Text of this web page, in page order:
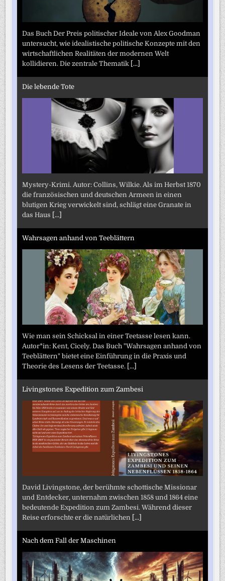
Das Buch Der Preis politischer Ideale von Alex Goodman
untersucht, wie idealistische politische Konzepte mit den
wirtschaftlichen Realitäten der modernen Welt
kollidieren. Die zentrale Thematik [...]
Die lebende Tote
Mystery-Krimi. Autor: Collins, Wilkie. Als im Herbst 1870
die französischen und deutschen Armeen in einen
blutigen Krieg verwickelt sind, schlägt eine Granate in
das Haus
[...]
Wahrsagen anhand von Teeblättern
Wie man sein Schicksal in einer Teetasse lesen kann.
Autor*in: Kent, Cicely. Das Buch "Wahrsagen anhand von
Teeblättern" bietet eine Einführung in die Praxis und
Theorie des Lesens der Teetasse.
[...]
Livingstones Expedition zum Zambesi
David Livingstone, der berühmte schottische Missionar
und Entdecker, unternahm zwischen 1858 und 1864 eine
bedeutende Expedition zum Zambesi. Während dieser
Reise erforschte er die natürlichen
[...]
Nach dem Fall der Maschinen